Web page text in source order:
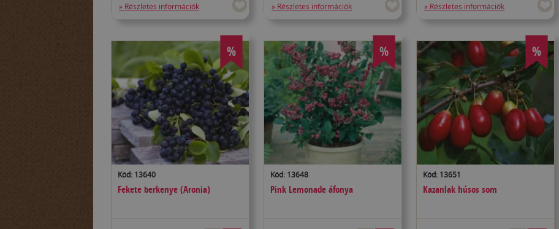
» Részletes információk » Részletes információk » Részletes információk
%
Kód: 13640
Fekete berkenye (Aronia)
%
Kód: 13648
Pink Lemonade áfonya
%
Kód: 13651
Kazanlak húsos som